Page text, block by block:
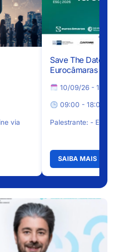
via
Save The Date –
Eurocâmaras
10/09/26 - 10/
09:00 - 18:00
Palestrante: -
SAIBA MAIS